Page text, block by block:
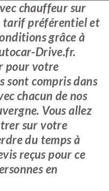
chauffeur sur
tarif préférentiel et
grâce à
Drive.fr.
pour votre
sont compris dans
chacun de nos
Vous allez
sur votre
du temps à
reçus pour ce
en